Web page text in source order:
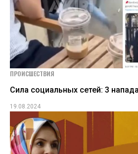
ПРОИСШЕСТВИЯ
Сила социальных сетей: 3
19.08.2024